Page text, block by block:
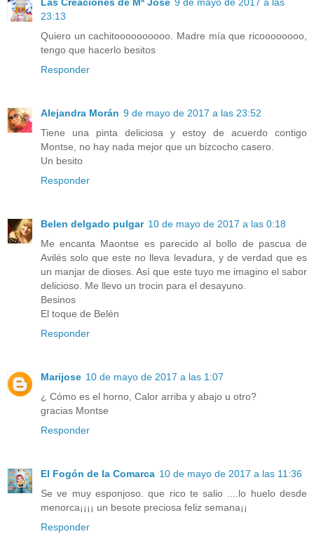
23:13
Quiero un cachitoooooooooo. Madre mía que ricoooooooo,
tengo que hacerlo besitos
Responder
Alejandra Morán 9 de mayo de 2017 a las 23:52
Tiene una pinta deliciosa y estoy de acuerdo contigo
Montse, no hay nada mejor que un bizcocho casero.
Un besito
Responder
Belen delgado pulgar 10 de mayo de 2017 a las 0:18
Me encanta Maontse es parecido al bollo de pascua de
Avilés solo que este no lleva levadura, y de verdad que es
un manjar de dioses. Así que este tuyo me imagino el sabor
delicioso. Me llevo un trocin para el desayuno.
Besinos
El toque de Belén
Responder
Marijose 10 de mayo de 2017 a las 1:07
¿ Cómo es el horno, Calor arriba y abajo u otro?
gracias Montse
Responder
El Fogón de la Comarca 10 de mayo de 2017 a las 11:36
Se ve muy esponjoso. que rico te salio ....lo huelo desde
menorca¡¡¡¡ un besote preciosa feliz semana¡¡
Responder